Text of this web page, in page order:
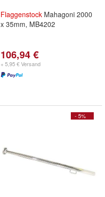
Flaggenstock Mahagoni 2000
x 35mm, MB4202
106,94 €
+ 5,95 € Versand
- 5%